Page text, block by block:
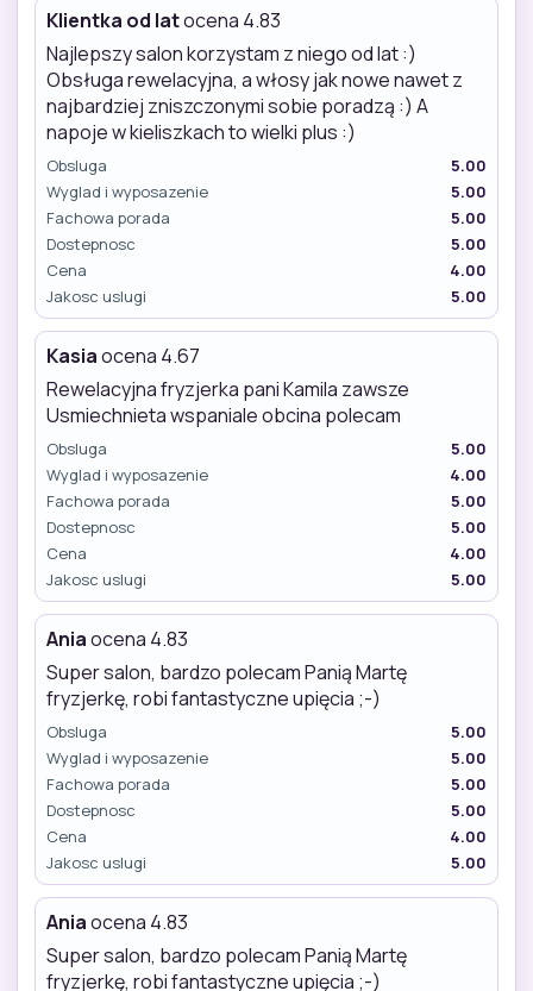
Klientka od latocena 4.83
Najlepszy salon korzystam z niego od lat :)
Obsługa rewelacyjna, a włosy jak nowe nawet z
najbardziej zniszczonymi sobie poradzą :) A
napoje w kieliszkach to wielki plus :)
Obsluga
5.00
Wyglad i wyposazenie
5.00
Fachowa porada
5.00
Dostepnosc
5.00
Cena
4.00
Jakosc uslugi
5.00
Kasiaocena 4.67
Rewelacyjna fryzjerka pani Kamila zawsze
Usmiechnieta wspaniale obcina polecam
Obsluga
5.00
Wyglad i wyposazenie
4.00
Fachowa porada
5.00
Dostepnosc
5.00
Cena
4.00
Jakosc uslugi
5.00
Aniaocena 4.83
Super salon, bardzo polecam Panią Martę
fryzjerkę, robi fantastyczne upięcia ;-)
Obsluga
5.00
Wyglad i wyposazenie
5.00
Fachowa porada
5.00
Dostepnosc
5.00
Cena
4.00
Jakosc uslugi
5.00
Aniaocena 4.83
Super salon, bardzo polecam Panią Martę
fryzjerkę, robi fantastyczne upięcia ;-)